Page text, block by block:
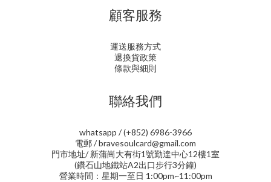
顧客服務
運送服務方式
退換貨政策
條款與細則
聯絡我們
whatsapp / (+852) 6986-3966
電郵 / bravesoulcard@gmail.com
門市地址/ 新蒲崗大有街1號勤達中心12樓1室
(鑽石山地鐵站A2出口步行3分鐘)
營業時間：星期一至日 1:00pm~11:00pm